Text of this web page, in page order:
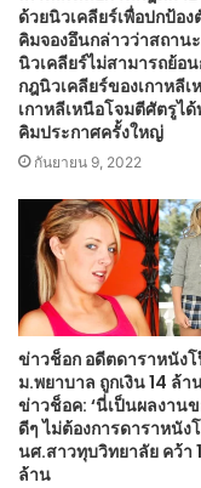
ด้วยนิวเคลียร์เพื่อปกป้อง
คิมจองอึนกล่าวว่าสถานะ
นิวเคลียร์ไม่สามารถย้อ
กฎนิวเคลียร์ของเกาหลีเ
เกาหลีเหนือโจมตีศัตรูได้
คิมประกาศครั้งใหญ่
กันยายน 9, 2022
ข่าวช็อก อดีตดาราหนัง
ม.พยาบาล ถูกเงิน 14 ล้า
ข่าวช็อค: ‘นี่เป็นผลงาน
ดีๆ ไม่ต้องการดาราหนังโ
นศ.สาวทุบวิทยาลัย คว้า
ล้าน